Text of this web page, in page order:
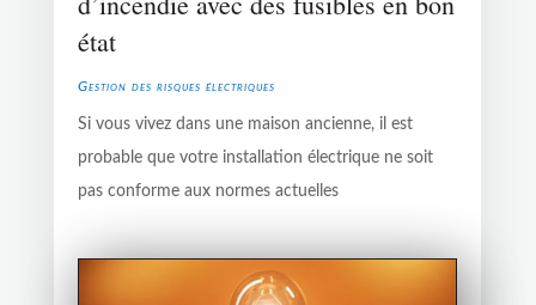
état
Gestion des risques électriques
Si vous vivez dans une maison ancienne, il est
probable que votre installation électrique ne soit
pas conforme aux normes actuelles